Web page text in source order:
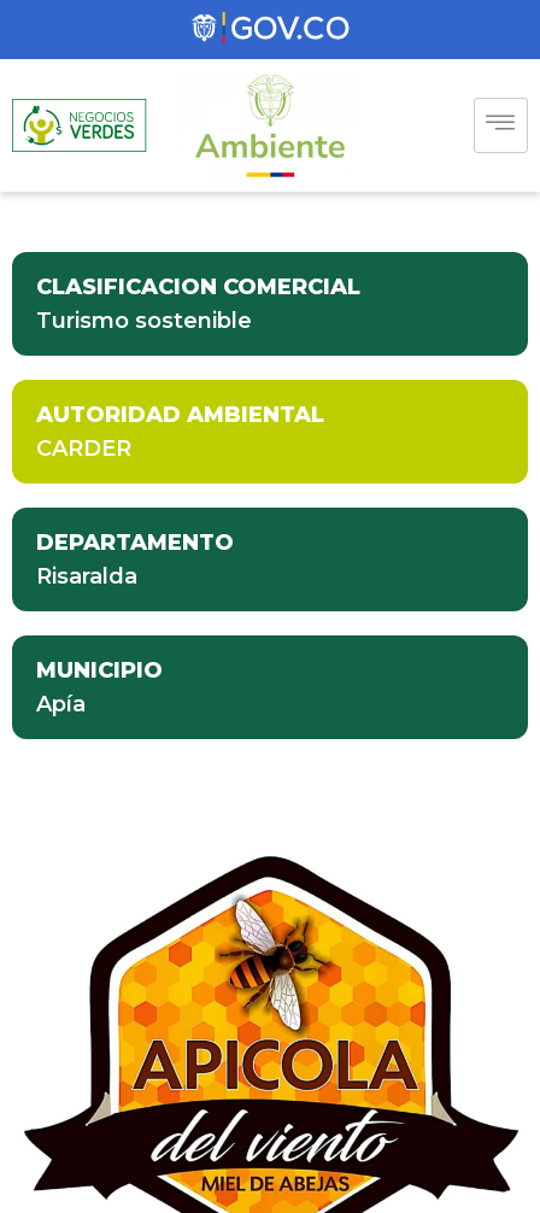
CLASIFICACION COMERCIAL
Turismo sostenible
AUTORIDAD AMBIENTAL
CARDER
DEPARTAMENTO
Risaralda
MUNICIPIO
Apía